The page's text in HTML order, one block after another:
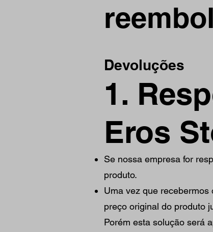
Devoluções
1.
Eros
Se nossa empresa for
produto.
Uma vez que recebermos
preço original do produto
Porém esta solução será